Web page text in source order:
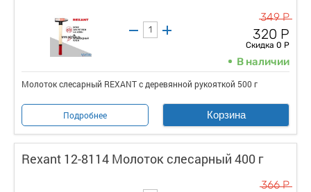
349 Р
320 Р
Скидка 0 Р
В наличии
Молоток слесарный REXANT с деревянной рукояткой 500 г
Подробнее Корзина
Rexant 12-8114 Молоток слесарный 400 г
366 Р